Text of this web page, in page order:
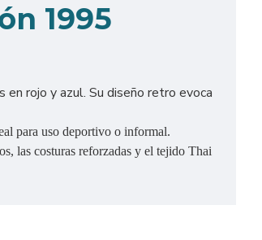
1995
rojo y azul. Su diseño retro evoca
para uso deportivo o informal.
las costuras reforzadas y el tejido Thai